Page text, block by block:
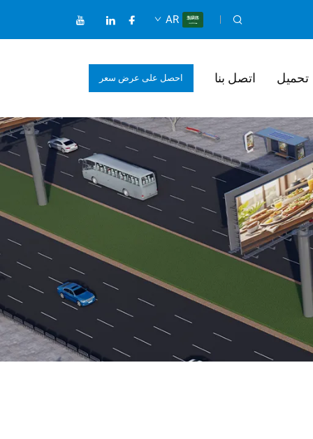
AR
تحميل اتصل بنا احصل على عرض سعر